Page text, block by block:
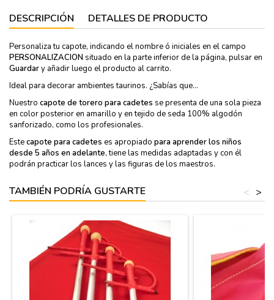
DESCRIPCIÓN DETALLES DE PRODUCTO
Personaliza tu capote, indicando el nombre ó iniciales en el campo
PERSONALIZACION situado en la parte inferior de la página, pulsar en
Guardary añadir luego el producto al carrito.
Ideal para decorar ambientes taurinos. ¿Sabías que...
Nuestro capote de torero para cadetes se presenta de una sola pieza
en color posterior en amarillo y en tejido de seda 100% algodón
sanforizado, como los profesionales.
Estecapote para cadetes es apropiado para aprender los niños
desde 5 años en adelante, tiene las medidas adaptadas y con él
podrán practicar los lances y las figuras de los maestros.
TAMBIÉN PODRÍA GUSTARTE >
<